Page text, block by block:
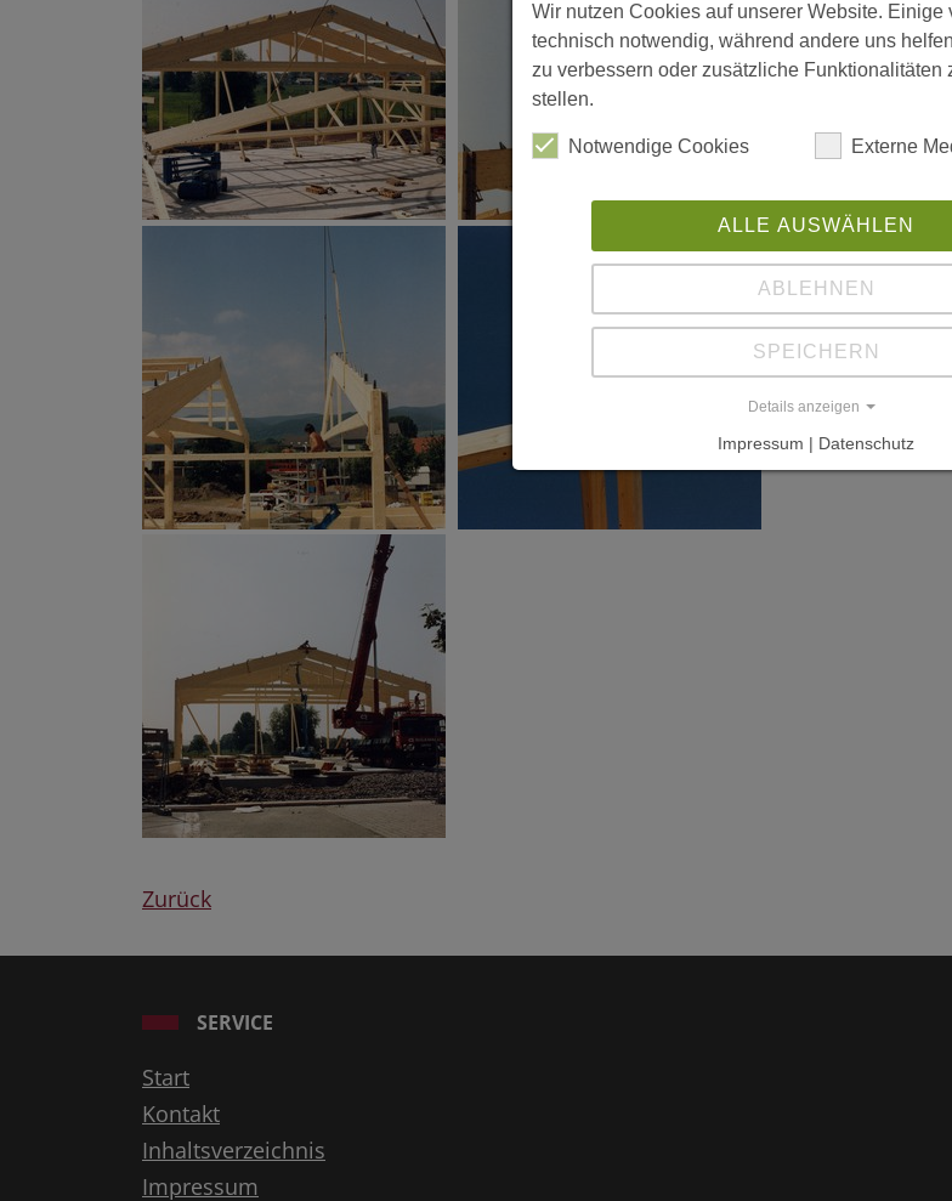
Zurück
SERVICE
Start
Kontakt
Inhaltsverzeichnis
Impressum
Wir nutzen Cookies auf unserer Website. Einige
technisch notwendig, während andere uns
zu verbessern oder zusätzliche Funktionalitäten
stellen.
Notwendige Cookies Externe
ALLE AUSWÄHLEN
ABLEHNEN
SPEICHERN
Details anzeigen
Impressum | Datenschutz